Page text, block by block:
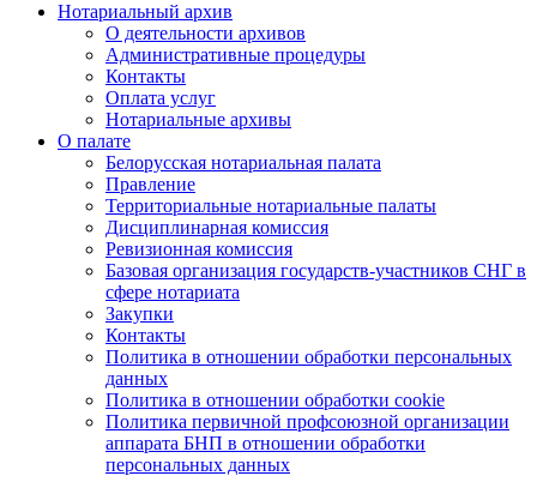
Нотариальный архив
О деятельности архивов
Административные процедуры
Контакты
Оплата услуг
Нотариальные архивы
О палате
Белорусская нотариальная палата
Правление
Территориальные нотариальные палаты
Дисциплинарная комиссия
Ревизионная комиссия
Базовая организация государств-участников СНГ в
сфере нотариата
Закупки
Контакты
Политика в отношении обработки персональных
данных
Политика в отношении обработки cookie
Политика первичной профсоюзной организации
аппарата БНП в отношении обработки
персональных данных